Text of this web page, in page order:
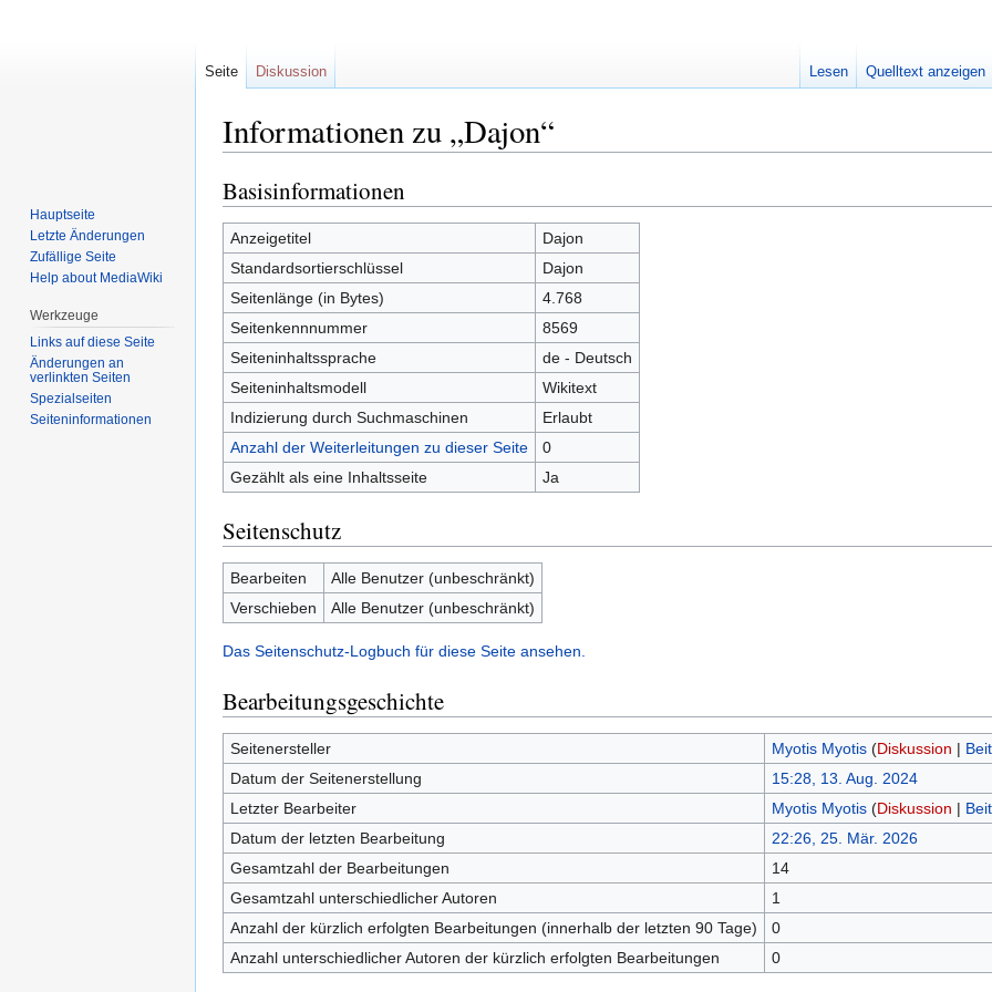
Informationen zu „Dajon“
Zur
Navigation
springen
Zur
Suche
springen
Basisinformationen
Anzeigetitel
Dajon
Standardsortierschlüssel
Dajon
Seitenlänge (in Bytes)
4.768
Seitenkennnummer
8569
Seiteninhaltssprache
de - Deutsch
Seiteninhaltsmodell
Wikitext
Indizierung durch Suchmaschinen
Erlaubt
Anzahl der Weiterleitungen zu dieser Seite
0
Gezählt als eine Inhaltsseite
Ja
Seitenschutz
Bearbeiten
Alle Benutzer (unbeschränkt)
Verschieben
Alle Benutzer (unbeschränkt)
Das Seitenschutz-Logbuch für diese Seite ansehen.
Bearbeitungsgeschichte
Seitenersteller Myotis Myotis (Diskussion |
Datum der Seitenerstellung
15:28, 13. Aug. 2024
Letzter Bearbeiter
Myotis Myotis (Diskussion |
Datum der letzten Bearbeitung
22:26, 25. Mär. 2026
Gesamtzahl der Bearbeitungen
14
Gesamtzahl unterschiedlicher Autoren
1
Anzahl der kürzlich erfolgten Bearbeitungen (innerhalb der letzten 90 Tage)
0
Anzahl unterschiedlicher Autoren der kürzlich erfolgten Bearbeitungen
0
Seite Diskussion Lesen Quelltext anzeigen
Hauptseite
Letzte Änderungen
Zufällige Seite
Help about MediaWiki
Werkzeuge
Links auf diese Seite
Änderungen an
verlinkten Seiten
Spezialseiten
Seiten­informationen